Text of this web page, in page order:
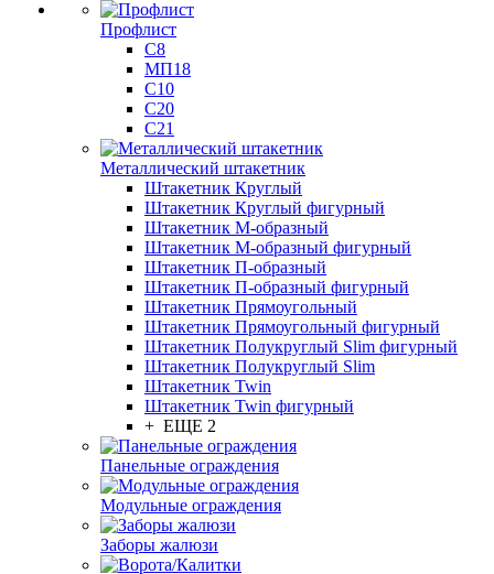
Профлист
С8
МП18
С10
С20
С21
Металлический штакетник
Штакетник Круглый
Штакетник Круглый фигурный
Штакетник М-образный
Штакетник М-образный фигурный
Штакетник П-образный
Штакетник П-образный фигурный
Штакетник Прямоугольный
Штакетник Прямоугольный фигурный
Штакетник Полукруглый Slim фигурный
Штакетник Полукруглый Slim
Штакетник Twin
Штакетник Twin фигурный
+ ЕЩЕ 2
Панельные ограждения
Модульные ограждения
Заборы жалюзи